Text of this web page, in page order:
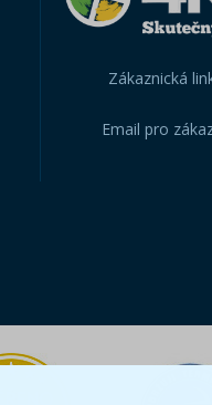
Zákaznická
Email pro